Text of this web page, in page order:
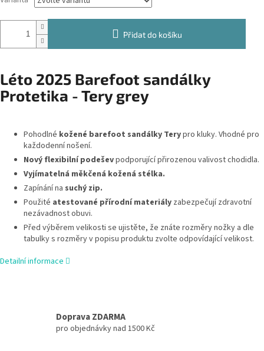
Přidat do košíku
Léto 2025 Barefoot sandálky
Protetika - Tery grey
Pohodlné kožené barefoot sandálky Terypro kluky. Vhodné pro
každodenní nošení.
Nový flexibilní podeševpodporující přirozenou valivost chodidla.
Vyjímatelná měkčená kožená stélka.
Zapínání na suchý zip.
Použité atestované přírodní materiály zabezpečují zdravotní
nezávadnost obuvi.
Před výběrem velikosti se ujistěte, že znáte rozměry nožky a dle
tabulky s rozměry v popisu produktu zvolte odpovídající velikost.
Detailní informace
Doprava ZDARMA
pro objednávky nad 1500 Kč